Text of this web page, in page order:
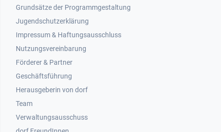
Grundsätze der Programmgestaltung
Jugendschutzerklärung
Impressum & Haftungsausschluss
Nutzungsvereinbarung
Footer 2
Förderer & Partner
Geschäftsführung
Herausgeberin von dorf
Team
Verwaltungsausschuss